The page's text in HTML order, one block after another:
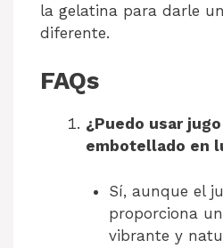
la gelatina para darle
diferente.
FAQs
¿Puedo usar
embotellado en
Sí, aunque el
proporciona
vibrante y